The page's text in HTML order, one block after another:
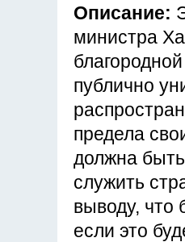
Описание:
министра
публично
предела
должна
служить
выводу, что
если это